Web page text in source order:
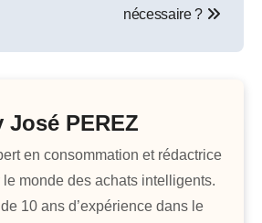
nécessaire ?
José PEREZ
en consommation et rédactrice
monde des achats intelligents.
10 ans d’expérience dans le